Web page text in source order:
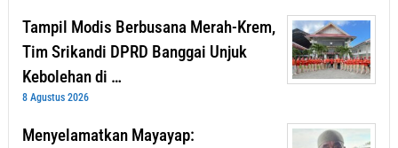
Tampil Modis Berbusana Merah-Krem,
Tim Srikandi DPRD Banggai Unjuk
Kebolehan di …
8 Agustus 2026
Menyelamatkan Mayayap: